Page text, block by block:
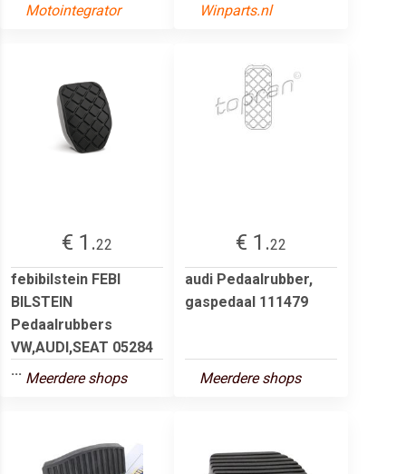
Motointegrator Winparts.nl
€ 1.22
febibilstein FEBI
BILSTEIN
Pedaalrubbers
VW,AUDI,SEAT 05284
... Meerdere shops
€ 1.22
audi Pedaalrubber,
gaspedaal 111479
Meerdere shops